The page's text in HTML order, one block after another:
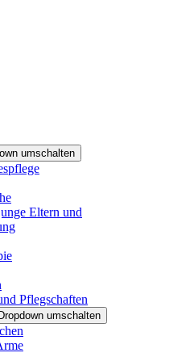
umschalten
Eltern und
Pflegschaften
Dropdown umschalten